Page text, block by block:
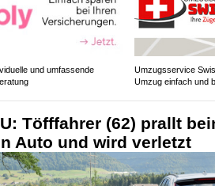
und umfassende
Umzugsservice
Umzug einfach und
Töfffahrer (62) prallt
Auto und wird verletzt